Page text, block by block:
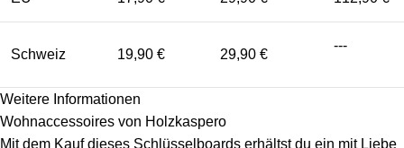
Schweiz 19,90 € 29,90 €
---
Weitere Informationen
Wohnaccessoires von Holzkaspero
Mit dem Kauf dieses Schlüsselboards erhältst du ein mit Liebe